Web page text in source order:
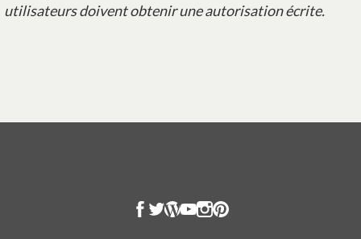
utilisateurs doivent obtenir une autorisation écrite.